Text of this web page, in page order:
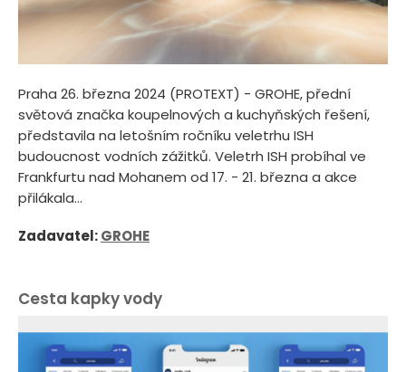
Praha 26. března 2024 (PROTEXT) - GROHE, přední
světová značka koupelnových a kuchyňských řešení,
představila na letošním ročníku veletrhu ISH
budoucnost vodních zážitků. Veletrh ISH probíhal ve
Frankfurtu nad Mohanem od 17. - 21. března a akce
přilákala...
Zadavatel:GROHE
Cesta kapky vody